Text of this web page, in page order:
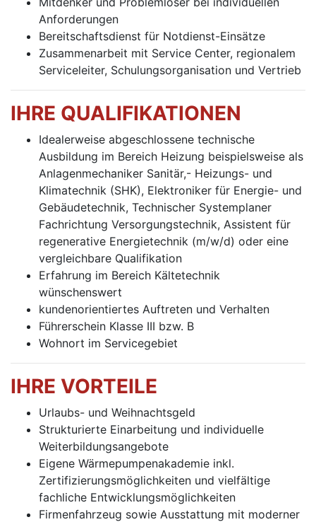
Anforderungen
Bereitschaftsdienst für Notdienst-Einsätze
Zusammenarbeit mit Service Center, regionalem
Serviceleiter, Schulungsorganisation und Vertrieb
IHRE QUALIFIKATIONEN
Idealerweise abgeschlossene technische
Ausbildung im Bereich Heizung beispielsweise als
Anlagenmechaniker Sanitär,- Heizungs- und
Klimatechnik (SHK), Elektroniker für Energie- und
Gebäudetechnik, Technischer Systemplaner
Fachrichtung Versorgungstechnik, Assistent für
regenerative Energietechnik (m⁠/⁠w⁠/⁠d) oder eine
vergleichbare Qualifikation
Erfahrung im Bereich Kältetechnik
wünschenswert
kundenorientiertes Auftreten und Verhalten
Führerschein Klasse III bzw. B
Wohnort im Servicegebiet
IHRE VORTEILE
Urlaubs- und Weihnachtsgeld
Strukturierte Einarbeitung und individuelle
Weiterbildungsangebote
Eigene Wärmepumpenakademie inkl.
Zertifizierungsmöglichkeiten und vielfältige
fachliche Entwicklungsmöglichkeiten
Firmenfahrzeug sowie Ausstattung mit moderner